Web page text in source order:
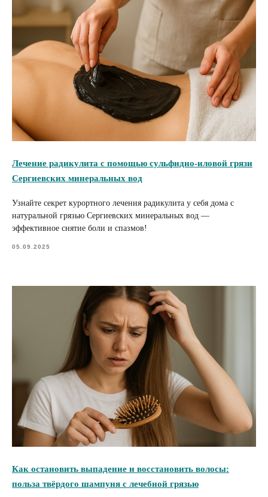
Лечение радикулита с помощью сульфидно-иловой грязи
Сергиевских минеральных вод
Узнайте секрет курортного лечения радикулита у себя дома с
натуральной грязью Сергиевских минеральных вод —
эффективное снятие боли и спазмов!
05.09.2025
Как остановить выпадение и восстановить волосы:
польза твёрдого шампуня с лечебной грязью